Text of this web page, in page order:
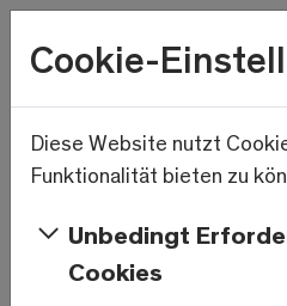
Skip to main content
21.4°C
Wetter
Anlagen
Fee
Cookie-
Diese Website nutzt
Funktionalität bieten zu
Unbedingt
Cookies